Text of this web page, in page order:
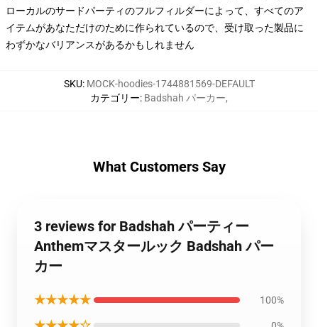
ローカルのサードパーティのフルフィルダーによって、すべてのア
イテムがあなただけのために作られているので、受け取った製品に
わずかなバリアンスがあるかもしれません
SKU: MOCK-hoodies-1744881569-DEFAULT
カテゴリー: Badshah パーカー,
What Customers Say
3 reviews for Badshah パーティー
Anthemマスタールック Badshah パー
カー
★★★★★ 100%